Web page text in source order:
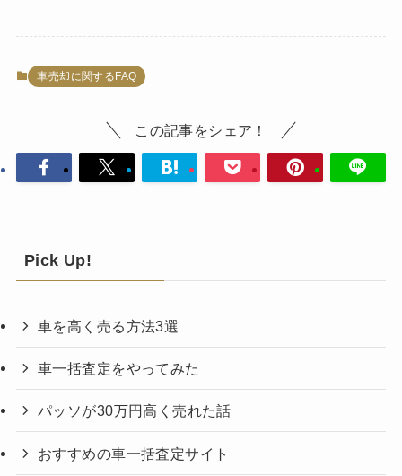
車売却に関するFAQ
この記事をシェア！
Pick Up!
車を高く売る方法3選
車一括査定をやってみた
パッソが30万円高く売れた話
おすすめの車一括査定サイト